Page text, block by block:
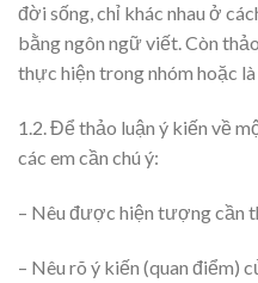
đời sống, chỉ khác nhau ở
bằng ngôn ngữ viết. Còn
thực hiện trong nhóm hoặc
1.2. Để thảo luận ý kiến về
các em cần chú ý:
– Nêu được hiện tượng cần
– Nêu rõ ý kiến (quan điểm)